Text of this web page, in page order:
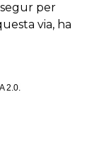
per
via, ha
2.0.